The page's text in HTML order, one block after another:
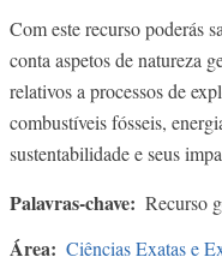
Com este recurso poderás
conta aspetos de natureza
relativos a processos de
combustíveis fósseis,
sustentabilidade e seus
Palavras-chave Recurso
Área Ciências Exatas e